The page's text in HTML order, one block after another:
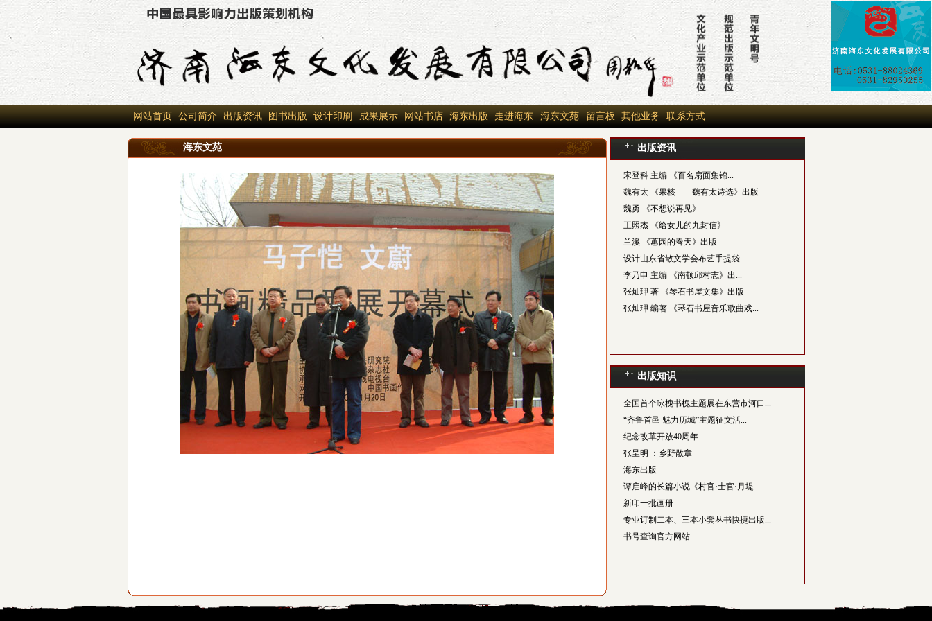
网站首页 公司简介 出版资讯 图书出版 设计印刷 成果展示 网站书店 海东出版 走进海东 海东文苑 留言板 其他业务 联系方式
海东文苑 出版资讯
宋登科 主编 《百名扇面集锦...
魏有太 《果核——魏有太诗选》出版
魏勇 《不想说再见》
王照杰 《给女儿的九封信》
兰溪 《蕙园的春天》出版
设计山东省散文学会布艺手提袋
李乃申 主编 《南顿邱村志》出...
张灿玾 著 《琴石书屋文集》出版
张灿玾 编著 《琴石书屋音乐歌曲戏...
出版知识
全国首个咏槐书槐主题展在东营市河口...
“齐鲁首邑 魅力历城”主题征文活...
纪念改革开放40周年
张呈明 ：乡野散章
海东出版
谭启峰的长篇小说《村官·士官·月堤...
新印一批画册
专业订制二本、三本小套丛书快捷出版...
书号查询官方网站